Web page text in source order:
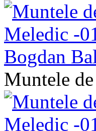
Muntele